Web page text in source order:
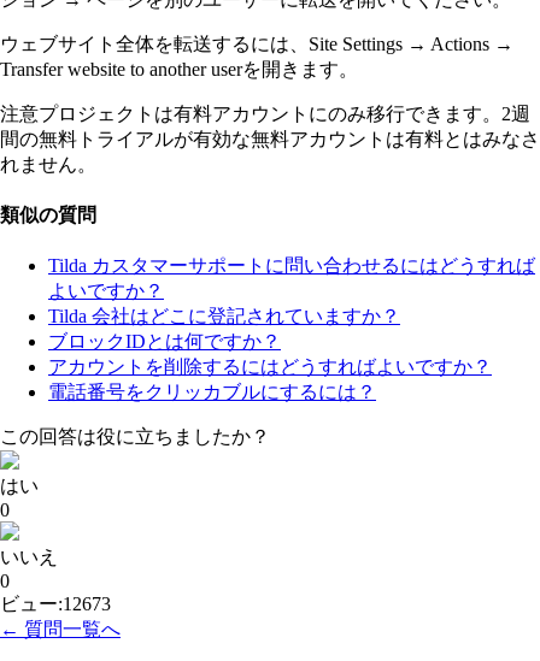
ウェブサイト全体を転送するには、Site Settings → Actions →
Transfer website to another userを開きます。
注意プロジェクトは有料アカウントにのみ移行できます。2週
間の無料トライアルが有効な無料アカウントは有料とはみなさ
れません。
類似の質問
Tilda カスタマーサポートに問い合わせるにはどうすれば
よいですか？
Tilda 会社はどこに登記されていますか？
ブロックIDとは何ですか？
アカウントを削除するにはどうすればよいですか？
電話番号をクリッカブルにするには？
この回答は役に立ちましたか？
はい
0
いいえ
0
ビュー:12673
← 質問一覧へ